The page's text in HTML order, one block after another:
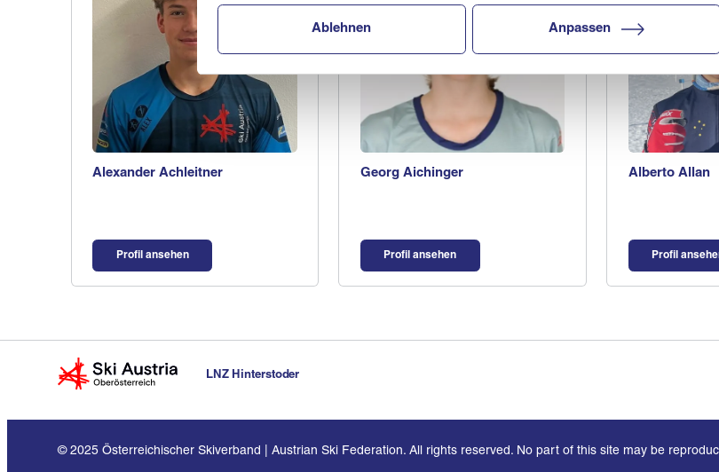
Ablehnen Anpassen
Alexander Achleitner
Profil ansehen
Georg Aichinger
Profil ansehen
Alberto Allan
Profil
LNZ Hinterstoder
© 2025 Österreichischer Skiverband | Austrian Ski Federation. All rights reserved. No part of this site may be